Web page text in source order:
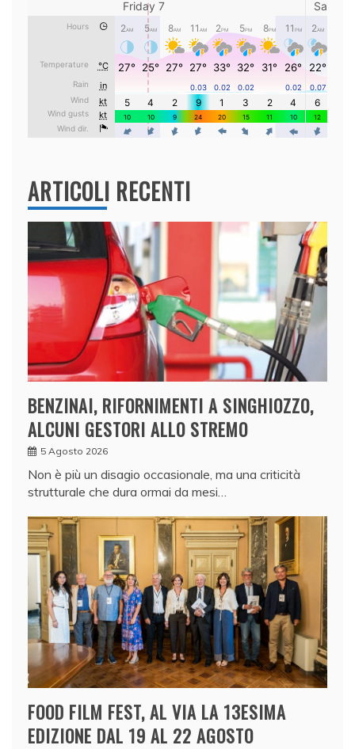
ARTICOLI RECENTI
BENZINAI, RIFORNIMENTI A SINGHIOZZO,
ALCUNI GESTORI ALLO STREMO
5 Agosto 2026
Non è più un disagio occasionale, ma una criticità
strutturale che dura ormai da mesi…
FOOD FILM FEST, AL VIA LA 13ESIMA
EDIZIONE DAL 19 AL 22 AGOSTO